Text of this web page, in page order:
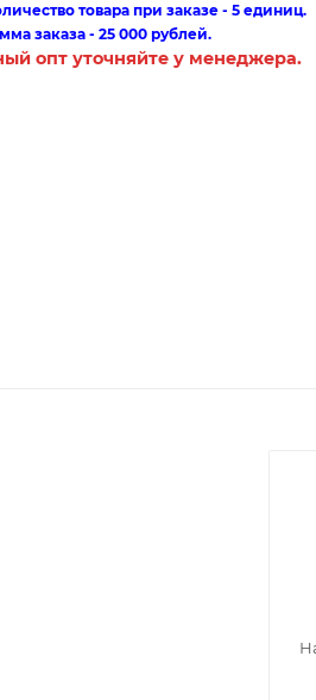
товара при заказе - 5 единиц.
заказа - 25 000 рублей.
опт уточняйте у менеджера.